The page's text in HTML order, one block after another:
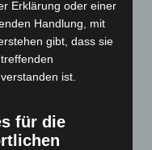
Erklärung oder einer
Handlung, mit
gibt, dass sie
ist.
für die